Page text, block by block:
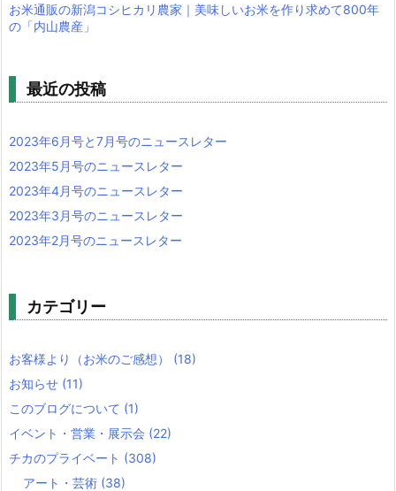
お米通販の新潟コシヒカリ農家｜美味しいお米を作り求めて800年
の「内山農産」
最近の投稿
2023年6月号と7月号のニュースレター
2023年5月号のニュースレター
2023年4月号のニュースレター
2023年3月号のニュースレター
2023年2月号のニュースレター
カテゴリー
お客様より（お米のご感想） (18)
お知らせ (11)
このブログについて (1)
イベント・営業・展示会 (22)
チカのプライベート (308)
アート・芸術 (38)